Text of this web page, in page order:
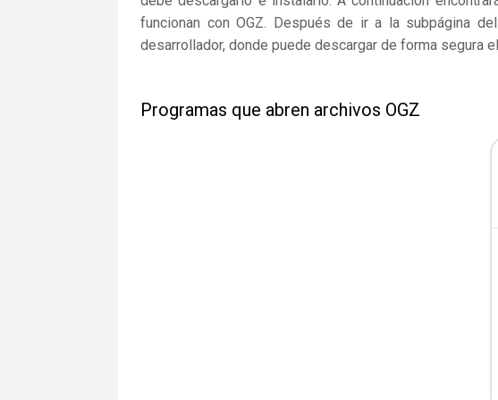
funcionan con OGZ. Después de ir a la subpágina
desarrollador, donde puede descargar de forma segura
Programas que abren archivos OGZ